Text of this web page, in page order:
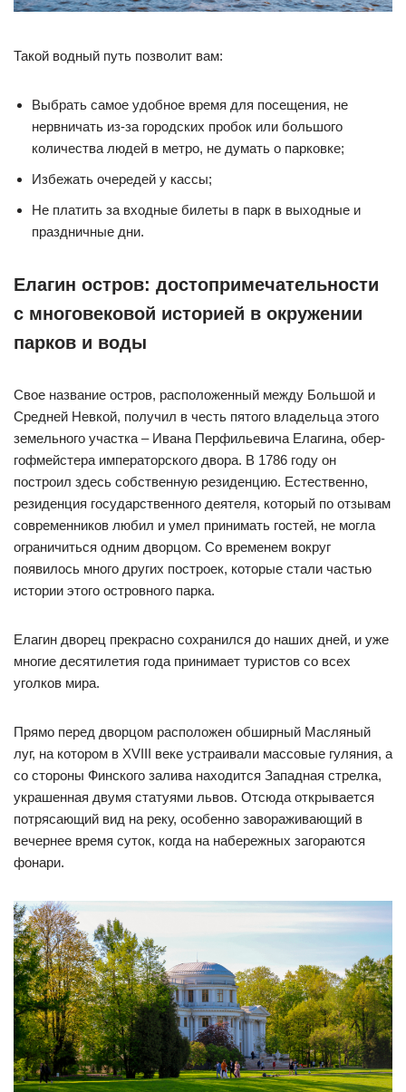
Такой водный путь позволит вам:
Выбрать самое удобное время для посещения, не
нервничать из-за городских пробок или большого
количества людей в метро, не думать о парковке;
Избежать очередей у кассы;
Не платить за входные билеты в парк в выходные и
праздничные дни.
Елагин остров: достопримечательности
с многовековой историей в окружении
парков и воды
Свое название остров, расположенный между Большой и
Средней Невкой, получил в честь пятого владельца этого
земельного участка – Ивана Перфильевича Елагина, обер-
гофмейстера императорского двора. В 1786 году он
построил здесь собственную резиденцию. Естественно,
резиденция государственного деятеля, который по отзывам
современников любил и умел принимать гостей, не могла
ограничиться одним дворцом. Со временем вокруг
появилось много других построек, которые стали частью
истории этого островного парка.
Елагин дворец прекрасно сохранился до наших дней, и уже
многие десятилетия года принимает туристов со всех
уголков мира.
Прямо перед дворцом расположен обширный Масляный
луг, на котором в XVIII веке устраивали массовые гуляния, а
со стороны Финского залива находится Западная стрелка,
украшенная двумя статуями львов. Отсюда открывается
потрясающий вид на реку, особенно завораживающий в
вечернее время суток, когда на набережных загораются
фонари.